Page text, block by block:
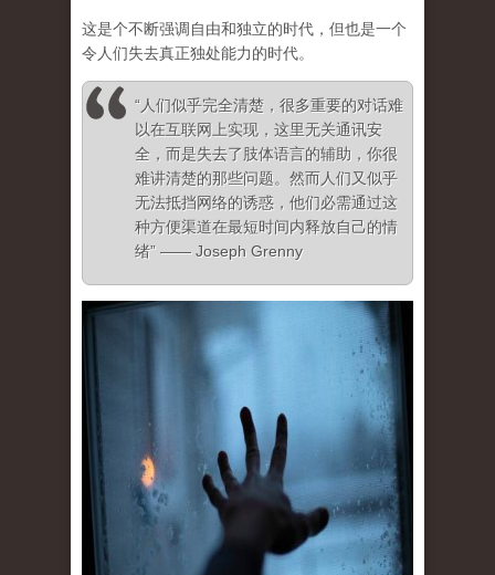
这是个不断强调自由和独立的时代，但也是一个
令人们失去真正独处能力的时代。
“人们似乎完全清楚，很多重要的对话难
以在互联网上实现，这里无关通讯安
全，而是失去了肢体语言的辅助，你很
难讲清楚的那些问题。然而人们又似乎
无法抵挡网络的诱惑，他们必需通过这
种方便渠道在最短时间内释放自己的情
绪” —— Joseph Grenny